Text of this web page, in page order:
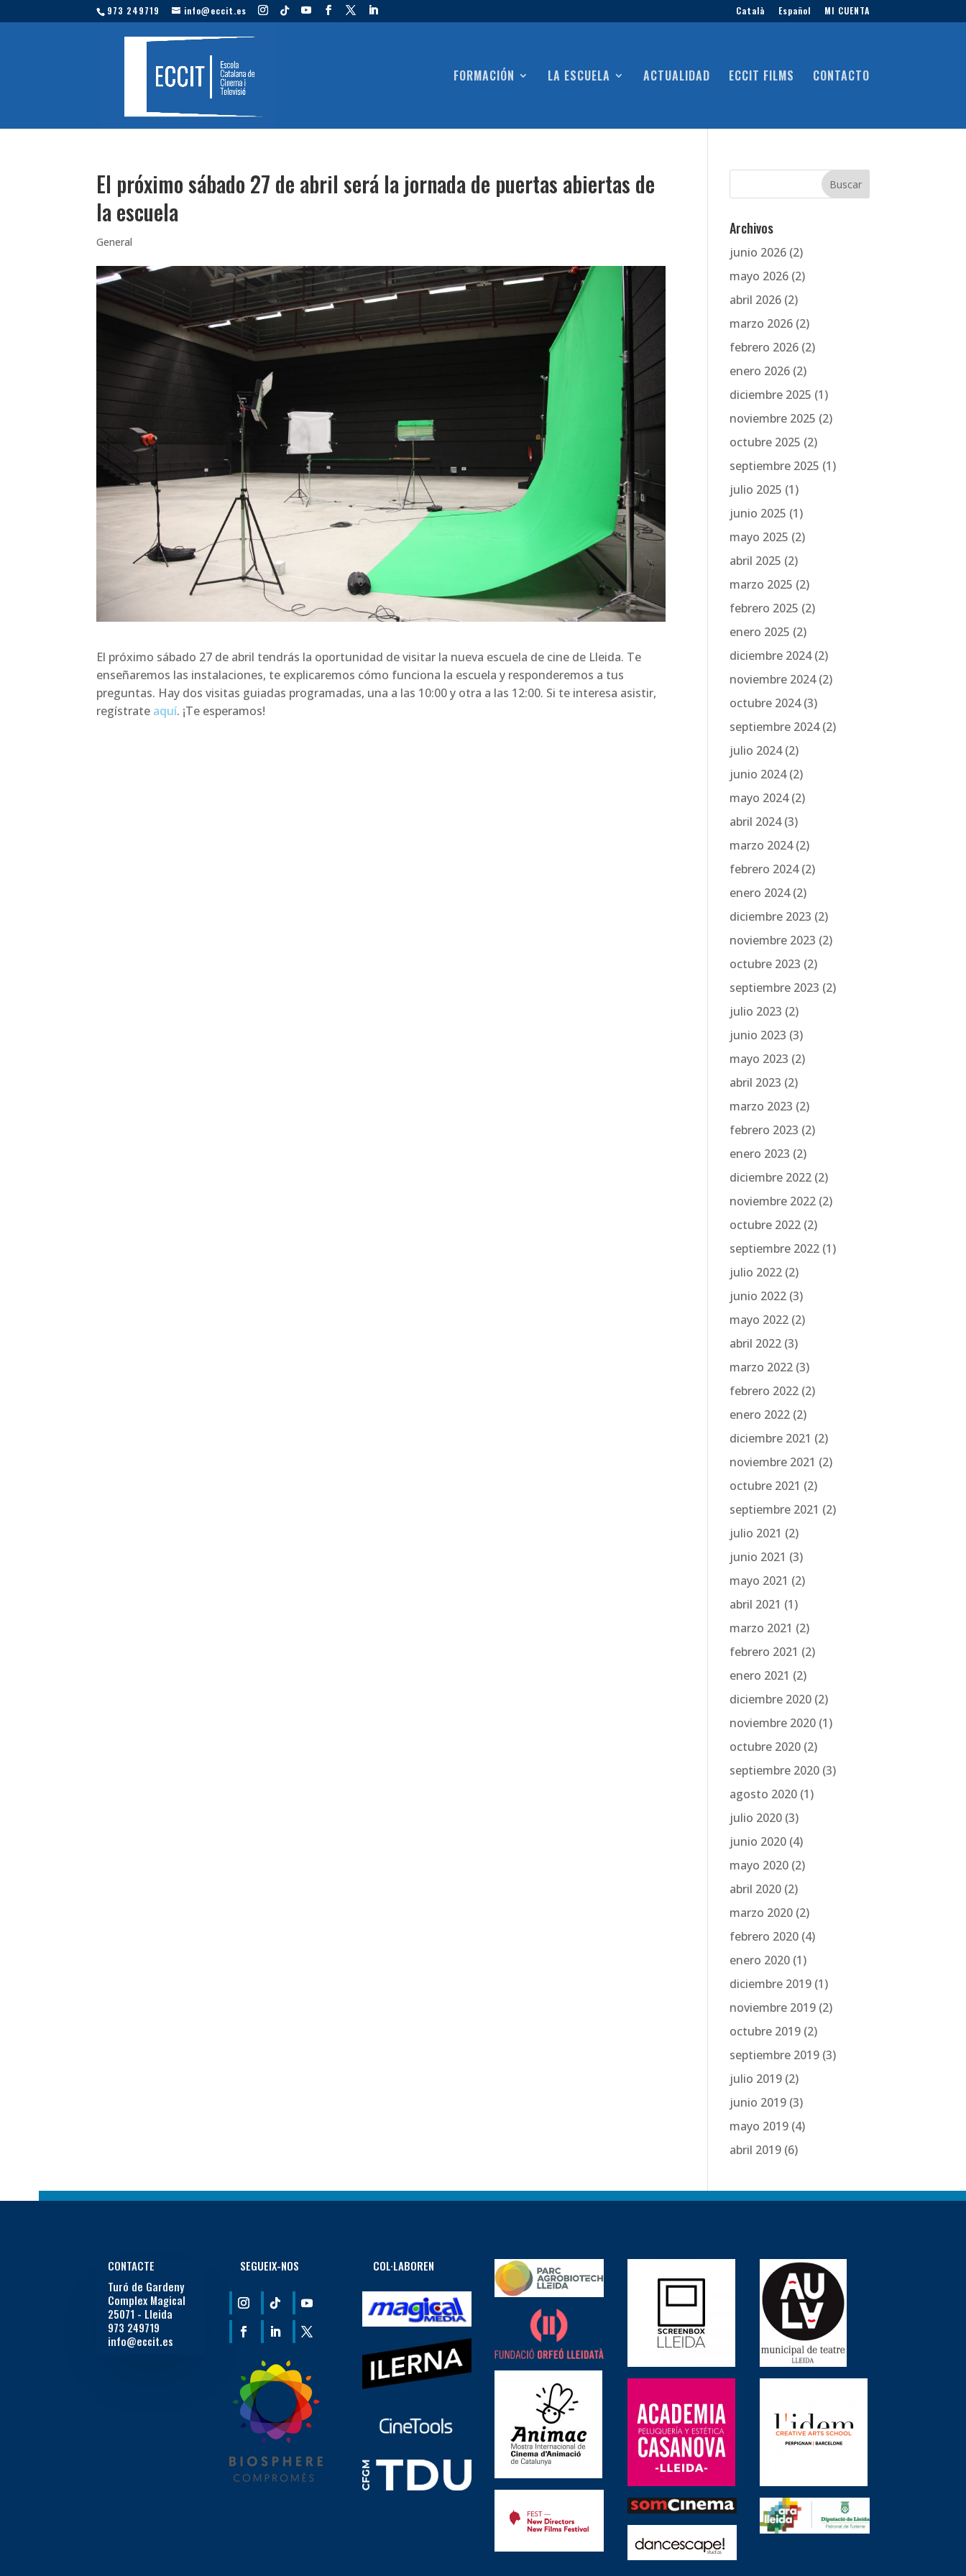
973 249719 info@eccit.es Català Español MI CUENTA
FORMACIÓN LA ESCUELA ACTUALIDAD ECCIT FILMS CONTACTO
El próximo sábado 27 de abril será la jornada de puertas abiertas de
la escuela
General
El próximo sábado 27 de abril tendrás la oportunidad de visitar la nueva escuela de cine de Lleida. Te
enseñaremos las instalaciones, te explicaremos cómo funciona la escuela y responderemos a tus
preguntas. Hay dos visitas guiadas programadas, una a las 10:00 y otra a las 12:00. Si te interesa asistir,
regístrate aquí. ¡Te esperamos!
Archivos
junio 2026 (2)
mayo 2026 (2)
abril 2026 (2)
marzo 2026 (2)
febrero 2026 (2)
enero 2026 (2)
diciembre 2025 (1)
noviembre 2025 (2)
octubre 2025 (2)
septiembre 2025 (1)
julio 2025 (1)
junio 2025 (1)
mayo 2025 (2)
abril 2025 (2)
marzo 2025 (2)
febrero 2025 (2)
enero 2025 (2)
diciembre 2024(2)
noviembre 2024(2)
octubre 2024(3)
septiembre 2024(2)
julio 2024(2)
junio 2024(2)
mayo 2024(2)
abril 2024(3)
marzo 2024(2)
febrero 2024(2)
enero 2024(2)
diciembre 2023 (2)
noviembre 2023 (2)
octubre 2023 (2)
septiembre 2023 (2)
julio 2023 (2)
junio 2023 (3)
mayo 2023 (2)
abril 2023 (2)
marzo 2023 (2)
febrero 2023 (2)
enero 2023 (2)
diciembre 2022 (2)
noviembre 2022 (2)
octubre 2022 (2)
septiembre 2022 (1)
julio 2022 (2)
junio 2022 (3)
mayo 2022 (2)
abril 2022 (3)
marzo 2022 (3)
febrero 2022 (2)
enero 2022 (2)
diciembre 2021 (2)
noviembre 2021 (2)
octubre 2021 (2)
septiembre 2021 (2)
julio 2021 (2)
junio 2021 (3)
mayo 2021 (2)
abril 2021 (1)
marzo 2021 (2)
febrero 2021 (2)
enero 2021 (2)
diciembre 2020 (2)
noviembre 2020 (1)
octubre 2020 (2)
septiembre 2020 (3)
agosto 2020 (1)
julio 2020 (3)
junio 2020 (4)
mayo 2020 (2)
abril 2020 (2)
marzo 2020 (2)
febrero 2020 (4)
enero 2020 (1)
diciembre 2019 (1)
noviembre 2019 (2)
octubre 2019 (2)
septiembre 2019 (3)
julio 2019 (2)
junio 2019 (3)
mayo 2019 (4)
abril 2019 (6)
CONTACTE
Turó de Gardeny
Complex Magical
25071 - Lleida
973 249719
info@eccit.es
SEGUEIX-NOS COL·LABOREN